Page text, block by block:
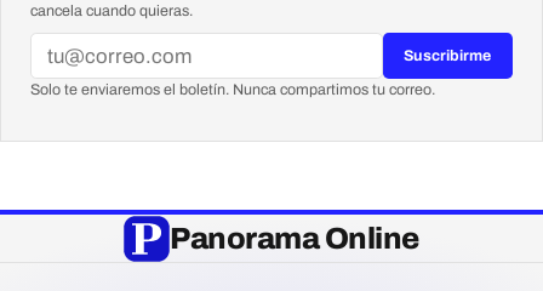
cancela cuando quieras.
Suscribirme
Solo te enviaremos el boletín. Nunca compartimos tu correo.
Panorama Online